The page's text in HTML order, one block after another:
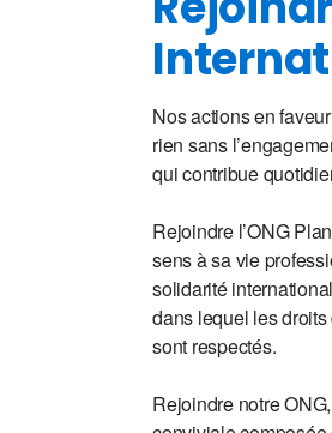
Nos actions en
rien sans
qui contribue
Rejoindre l’ONG
sens à sa vie
solidarité
dans lequel les
sont respectés.
Rejoindre notre